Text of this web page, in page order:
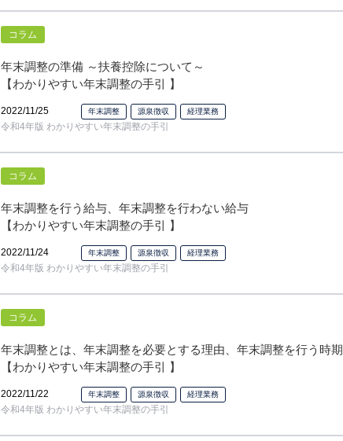
コラム
年末調整の準備 ～扶養控除について～
【わかりやすい年末調整の手引 】
2022/11/25 年末調整 源泉徴収 経理業務
令和4年版 わかりやすい年末調整の手引
コラム
年末調整を行う給与、年末調整を行わない給与
【わかりやすい年末調整の手引 】
2022/11/24 年末調整 源泉徴収 経理業務
令和4年版 わかりやすい年末調整の手引
コラム
年末調整とは、年末調整を必要とする理由、年末調整を行う時期
【わかりやすい年末調整の手引 】
2022/11/22 年末調整 源泉徴収 経理業務
令和4年版 わかりやすい年末調整の手引